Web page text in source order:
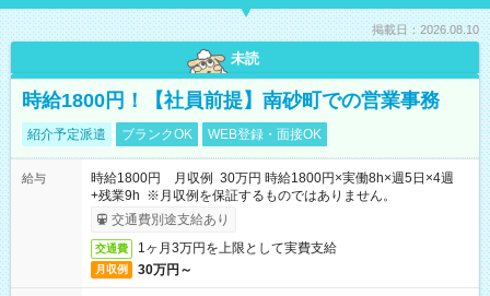
掲載日：2026.08.10
未読
時給1800円！【社員前提】南砂町での営業事務
紹介予定派遣 ブランクOK WEB登録・面接OK
給与
時給1800円 月収例 30万円 時給1800円×実働8h×週5日×4週
+残業9h ※月収例を保証するものではありません。
交通費別途支給あり
交通費 1ヶ月3万円を上限として実費支給
月収例 30万円～